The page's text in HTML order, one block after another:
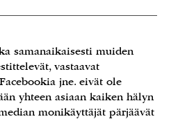
samanaikaisesti muiden
vastaavat
jne. eivät ole
yhteen asiaan kaiken hälyn
monikäyttäjät pärjäävät